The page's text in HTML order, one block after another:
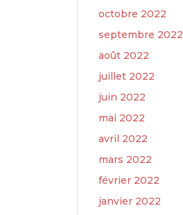
octobre 2022
septembre 2022
août 2022
juillet 2022
juin 2022
mai 2022
avril 2022
mars 2022
février 2022
janvier 2022